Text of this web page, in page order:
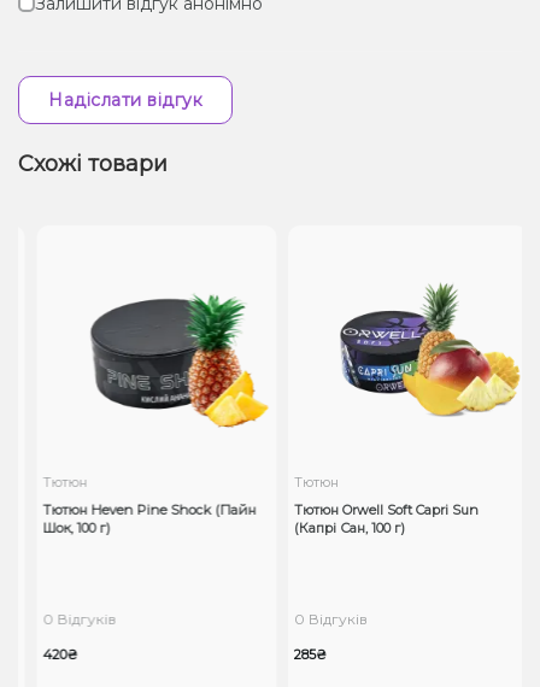
Надіслати відгук
Схожі товари
Тютюн
Тютюн Heven Pine Shock (Пайн
Шок, 100 г)
0 Відгуків
420₴
Тютюн
Тютюн Orwell Soft Capri Sun
(Капрі Сан, 100 г)
0 Відгуків
285₴